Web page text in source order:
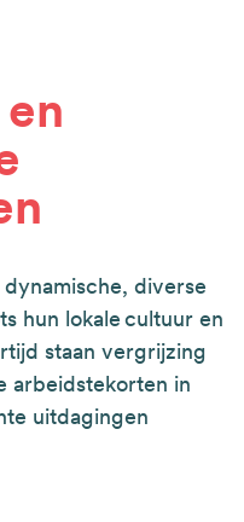
diverse
hun lokale cultuur en
staan vergrijzing
arbeidstekorten in
uitdagingen